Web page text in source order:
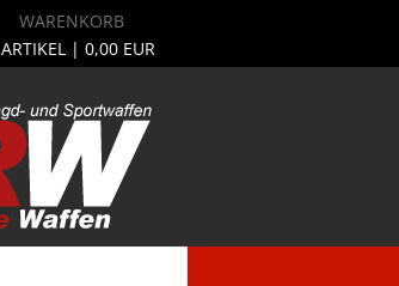
WARENKORB
ARTIKEL | 0,00 EUR